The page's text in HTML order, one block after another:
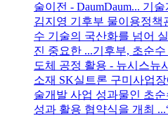
술이전 - DaumDaum... 기
김지영 기후부 물이용정
수 기술의 국산화를 넘어
진 중요한 ...기후부, 초순
도체 공정 활용 - 뉴시스뉴
소재 SK실트론 구미사업
술개발 사업 성과물인 초
성과 활용 협약식을 개최